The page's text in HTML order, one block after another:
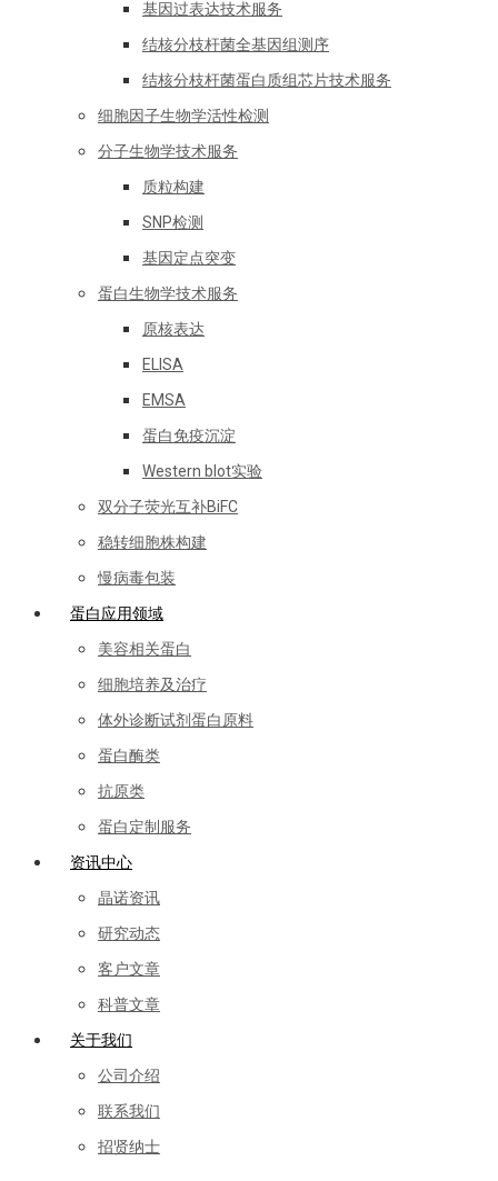
基因过表达技术服务
结核分枝杆菌全基因组测序
结核分枝杆菌蛋白质组芯片技术服务
细胞因子生物学活性检测
分子生物学技术服务
质粒构建
SNP检测
基因定点突变
蛋白生物学技术服务
原核表达
ELISA
EMSA
蛋白免疫沉淀
Western blot实验
双分子荧光互补BiFC
稳转细胞株构建
慢病毒包装
蛋白应用领域
美容相关蛋白
细胞培养及治疗
体外诊断试剂蛋白原料
蛋白酶类
抗原类
蛋白定制服务
资讯中心
晶诺资讯
研究动态
客户文章
科普文章
关于我们
公司介绍
联系我们
招贤纳士